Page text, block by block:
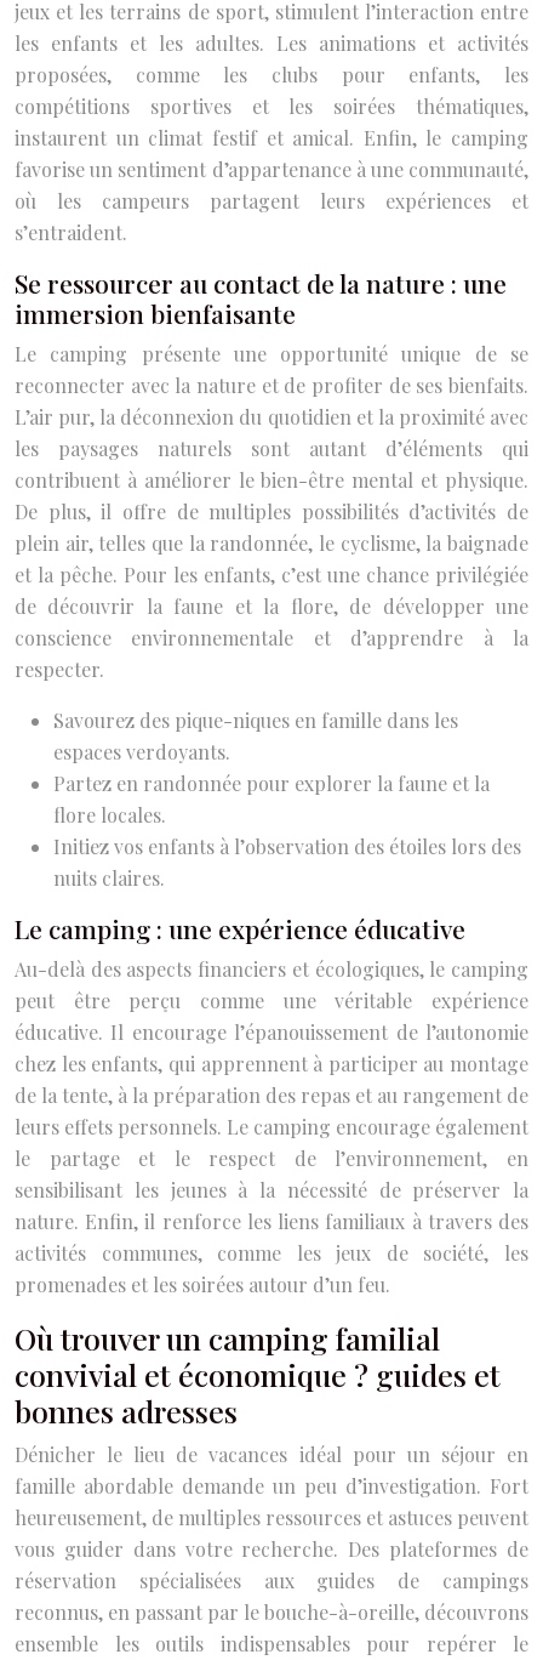
jeux et les terrains de sport, stimulent l’interaction entre
les enfants et les adultes. Les animations et activités
proposées, comme les clubs pour enfants, les
compétitions sportives et les soirées thématiques,
instaurent un climat festif et amical. Enfin, le camping
favorise un sentiment d’appartenance à une communauté,
où les campeurs partagent leurs expériences et
s’entraident.
Se ressourcer au contact de la nature : une
immersion bienfaisante
Le camping présente une opportunité unique de se
reconnecter avec la nature et de profiter de ses bienfaits.
L’air pur, la déconnexion du quotidien et la proximité avec
les paysages naturels sont autant d’éléments qui
contribuent à améliorer le bien-être mental et physique.
De plus, il offre de multiples possibilités d’activités de
plein air, telles que la randonnée, le cyclisme, la baignade
et la pêche. Pour les enfants, c’est une chance privilégiée
de découvrir la faune et la flore, de développer une
conscience environnementale et d’apprendre à la
respecter.
Savourez des pique-niques en famille dans les
espaces verdoyants.
Partez en randonnée pour explorer la faune et la
flore locales.
Initiez vos enfants à l’observation des étoiles lors des
nuits claires.
Le camping : une expérience éducative
Au-delà des aspects financiers et écologiques, le camping
peut être perçu comme une véritable expérience
éducative. Il encourage l’épanouissement de l’autonomie
chez les enfants, qui apprennent à participer au montage
de la tente, à la préparation des repas et au rangement de
leurs effets personnels. Le camping encourage également
le partage et le respect de l’environnement, en
sensibilisant les jeunes à la nécessité de préserver la
nature. Enfin, il renforce les liens familiaux à travers des
activités communes, comme les jeux de société, les
promenades et les soirées autour d’un feu.
Où trouver un camping familial
convivial et économique ? guides et
bonnes adresses
Dénicher le lieu de vacances idéal pour un séjour en
famille abordable demande un peu d’investigation. Fort
heureusement, de multiples ressources et astuces peuvent
vous guider dans votre recherche. Des plateformes de
réservation spécialisées aux guides de campings
reconnus, en passant par le bouche-à-oreille, découvrons
ensemble les outils indispensables pour repérer le